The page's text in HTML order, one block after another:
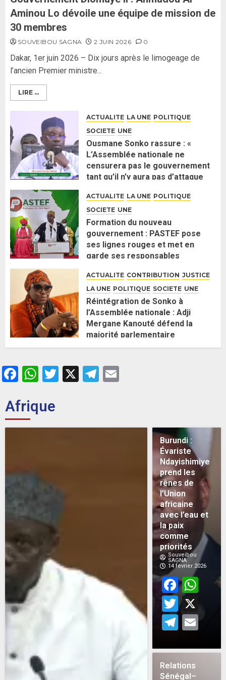
Aminou Lo dévoile une équipe de mission de
30 membres
SOUVEIBOU SAGNA 2 JUIN 2026 0
Dakar, 1er juin 2026 – Dix jours après le limogeage de
l’ancien Premier ministre...
LIRE ...
ACTUALITE LA UNE POLITIQUE
SOCIETE UNE
Ousmane Sonko rassure : «
L’Assemblée nationale ne
censurera pas le gouvernement
tant qu’il n’y aura pas d’attaque
2 JUIN 2026 0
ACTUALITE LA UNE POLITIQUE
SOCIETE UNE
Formation du nouveau
gouvernement : PASTEF pose
ses lignes rouges et met en
garde ses responsables
ACTUALITE CONTRIBUTION JUSTICE
LA UNE POLITIQUE SOCIETE UNE
Réintégration de Sonko à
l’Assemblée nationale : Adji
Mergane Kanouté défend la
majorité parlementaire
26 MAI 2026 0
Facebook
WhatsApp
Twitter
X Telegram
Afrique
Burundi :
Évariste
Ndayishimiye
prend les
rênes de
l’Union
africaine
avec l’eau et
la paix
comme
priorités
Souveibou
SAGNA
14 février 2026
X
Relations
Sénégal–